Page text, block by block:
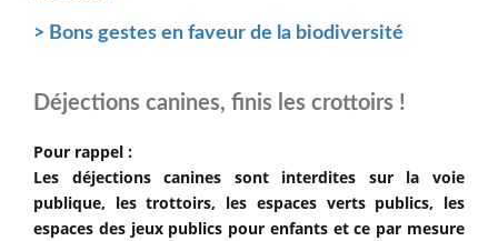
> Bons gestes en faveur de la biodiversité
Déjections canines, finis les crottoirs !
Pour rappel :
Les déjections canines sont interdites sur la voie
publique, les trottoirs, les espaces verts publics, les
espaces des jeux publics pour enfants et ce par mesure